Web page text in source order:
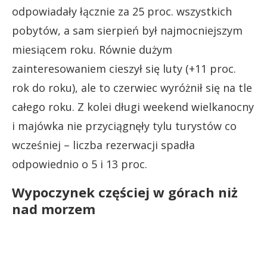
odpowiadały łącznie za 25 proc. wszystkich
pobytów, a sam sierpień był najmocniejszym
miesiącem roku. Równie dużym
zainteresowaniem cieszył się luty (+11 proc.
rok do roku), ale to czerwiec wyróżnił się na tle
całego roku. Z kolei długi weekend wielkanocny
i majówka nie przyciągnęły tylu turystów co
wcześniej – liczba rezerwacji spadła
odpowiednio o 5 i 13 proc.
Wypoczynek częściej w górach niż
nad morzem